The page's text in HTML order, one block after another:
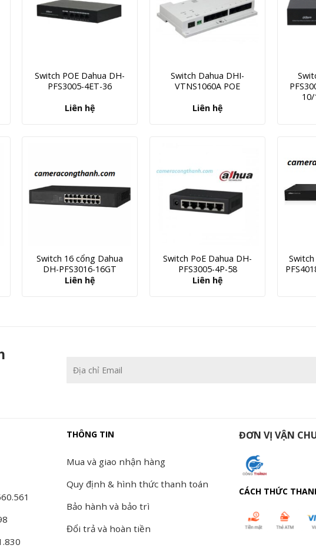
Switch POE Dahua DH-
PFS3005-4ET-36
Liên hệ
Switch Dahua DHI-
VTNS1060A POE
Liên hệ
Switch 16 cổng Dahua
DH-PFS3016-16GT
Liên hệ
Switch PoE Dahua DH-
PFS3005-4P-58
Liên hệ
THÔNG TIN
Mua và giao nhận hàng
Quy định & hình thức thanh toán
Bảo hành và bảo trì
Đổi trả và hoàn tiền
ĐƠN VỊ VẬN
CÁCH THỨC